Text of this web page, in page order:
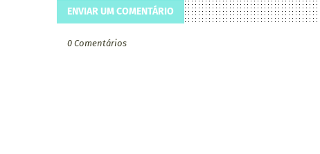
ENVIAR UM COMENTÁRIO
0 Comentários